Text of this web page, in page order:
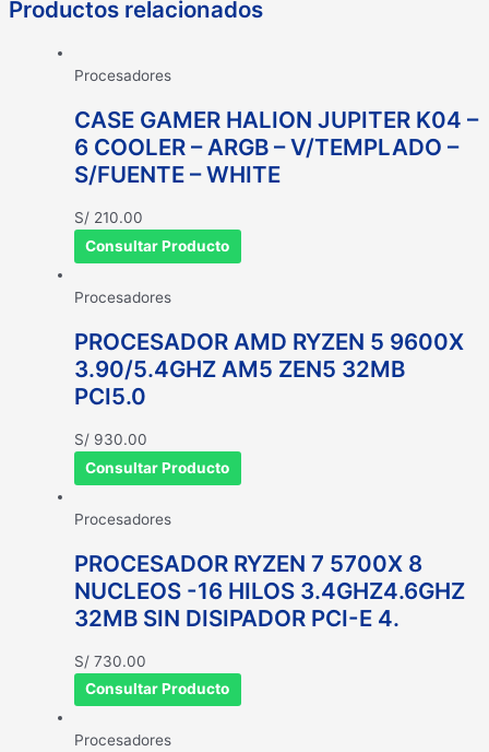
Productos relacionados
Procesadores
CASE GAMER HALION JUPITER K04 –
6 COOLER – ARGB – V/TEMPLADO –
S/FUENTE – WHITE
S/ 210.00
Consultar Producto
Procesadores
PROCESADOR AMD RYZEN 5 9600X
3.90/5.4GHZ AM5 ZEN5 32MB
PCI5.0
S/ 930.00
Consultar Producto
Procesadores
PROCESADOR RYZEN 7 5700X 8
NUCLEOS -16 HILOS 3.4GHZ4.6GHZ
32MB SIN DISIPADOR PCI-E 4.
S/ 730.00
Consultar Producto
Procesadores